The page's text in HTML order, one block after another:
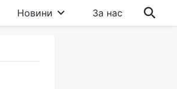
Новини За нас